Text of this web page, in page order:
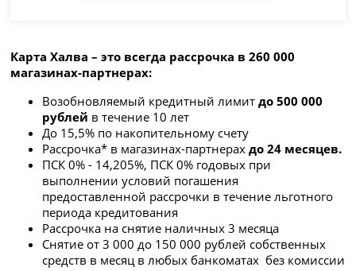
Карта Халва – это всегда рассрочка в 260 000
магазинах-партнерах:
Возобновляемый кредитный лимит до 500 000
рублей в течение 10 лет
До 15,5% по накопительному счету
Рассрочка* в магазинах-партнерахдо 24 месяцев.
ПСК 0% - 14,205%, ПСК 0% годовых при
выполнении условий погашения
предоставленной рассрочки в течение льготного
периода кредитования
Рассрочка на снятие наличных 3 месяца
Снятие от 3 000 до 150 000 рублей собственных
средств в месяц в любых банкоматах без комиссии